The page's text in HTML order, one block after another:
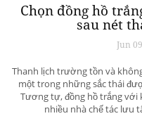
Chọn đồng hồ
sau nét
Jun
Thanh lịch trường tồn và
một trong những sắc thái
Tương tự, đồng hồ trắng
nhiều nhà chế tác lưu